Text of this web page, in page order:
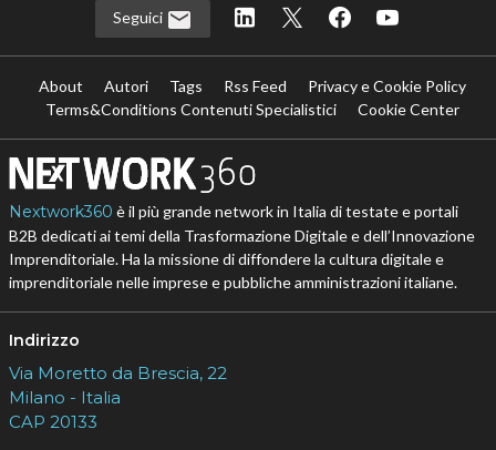
Seguici
About Autori Tags Rss Feed
Privacy e Cookie Policy
Terms&Conditions Contenuti Specialistici
Cookie Center
Nextwork360 è il più grande network in Italia di testate e portali
B2B dedicati ai temi della Trasformazione Digitale e dell’Innovazione
Imprenditoriale. Ha la missione di diffondere la cultura digitale e
imprenditoriale nelle imprese e pubbliche amministrazioni italiane.
Indirizzo
Via Moretto da Brescia, 22
Milano - Italia
CAP 20133